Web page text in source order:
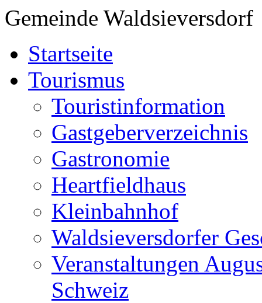
Gemeinde Waldsieversdorf
Startseite
Tourismus
Touristinformation
Gastgeberverzeichnis
Gastronomie
Heartfieldhaus
Kleinbahnhof
Waldsieversdorfer
Veranstaltungen
Schweiz